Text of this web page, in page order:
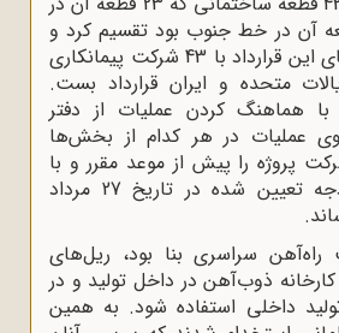
و 20 قطعه آن در خط جنوب بود تقسیم کرد و
برای اجرای بخش‌های این قرارداد با 43 شرکت پیمانکاری
متحده و ایران قرارداد بست.
با هماهنگ کردن عملیات از دفتر
عملیات در هر کدام از بخش‌ها
پروژه را پیش از موعد مقرر و با
میزانی کمتر از بودجه تعیین شده در تاریخ 27 مرداد
سراسری بنا بود، ریل‌های
ذوب‌آهن در داخل تولید و در
داخلی استفاده شود. به همین